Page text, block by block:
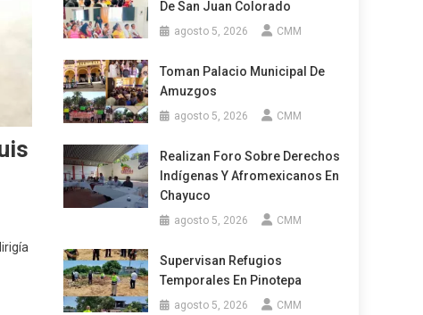
De San Juan Colorado
agosto 5, 2026 CMM
Toman Palacio Municipal De
Amuzgos
agosto 5, 2026 CMM
Realizan Foro Sobre Derechos
Indígenas Y Afromexicanos En
Chayuco
agosto 5, 2026 CMM
Supervisan Refugios
Temporales En Pinotepa
agosto 5, 2026 CMM